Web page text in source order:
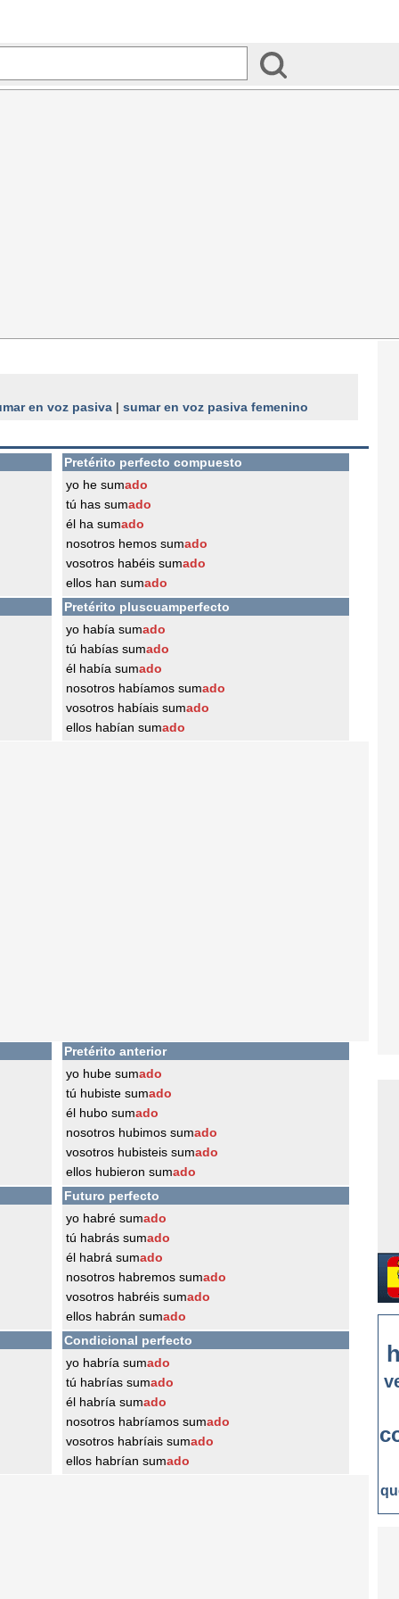
en voz pasiva | sumar en voz pasiva femenino
Pretérito perfecto compuesto
yo he sumado
tú has sumado
él ha sumado
nosotros hemos sumado
vosotros habéis sumado
ellos han sumado
Pretérito pluscuamperfecto
yo había sumado
tú habías sumado
él había sumado
nosotros habíamos sumado
vosotros habíais sumado
ellos habían sumado
Pretérito anterior
yo hube sumado
tú hubiste sumado
él hubo sumado
nosotros hubimos sumado
vosotros hubisteis sumado
ellos hubieron sumado
Futuro perfecto
yo habré sumado
tú habrás sumado
él habrá sumado
nosotros habremos sumado
vosotros habréis sumado
ellos habrán sumado
Condicional perfecto
yo habría sumado
tú habrías sumado
él habría sumado
nosotros habríamos sumado
vosotros habríais sumado
ellos habrían sumado